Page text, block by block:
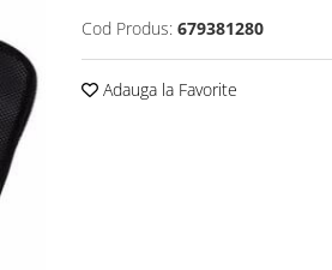
Cod Produs: 679381280
Adauga la Favorite